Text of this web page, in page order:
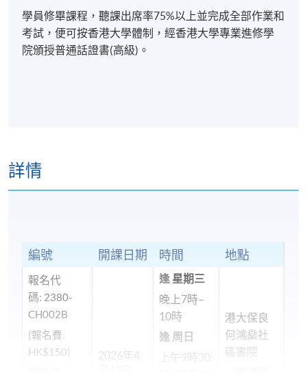
學員修畢課程，聽課出席率75%以上並完成全部作業和
考試，便可按香港大學體制，經香港大學專業進修學
院頒授普通話證書(高級)。
詳情
編號 開課日期 時間 地點
報名代
碼: 2380-
CH002B
(報名費:
HK$150)
2026年4
逢星期三
晚上7時–
10時
逢 周日
上午9時30
港大保良
何鴻燊社
區書院